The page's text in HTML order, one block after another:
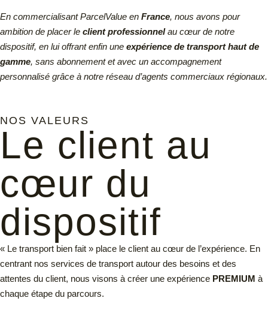
En commercialisant ParcelValue en France, nous avons pour
ambition de placer le client professionnelau cœur de notre
dispositif, en lui offrant enfin une expérience de transport haut de
gamme, sans abonnement et avec un accompagnement
personnalisé grâce à notre réseau d’agents commerciaux régionaux.
NOS VALEURS
Le client au
cœur du
dispositif
« Le transport bien fait » place le client au cœur de l’expérience. En
centrant nos services de transport autour des besoins et des
attentes du client, nous visons à créer une expérience PREMIUM à
chaque étape du parcours.